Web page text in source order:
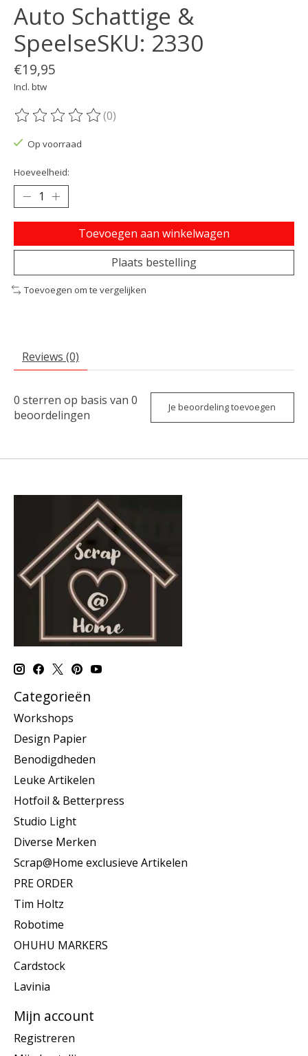
Auto Schattige &
SpeelseSKU: 2330
€19,95
Incl. btw
De beoordeling van dit product is
(0)
Op voorraad
Hoeveelheid:
Toevoegen aan winkelwagen
Plaats bestelling
Toevoegen om te vergelijken
Reviews (0)
0 sterren op basis van 0
beoordelingen
Je beoordeling toevoegen
Categorieën
Workshops
Design Papier
Benodigdheden
Leuke Artikelen
Hotfoil & Betterpress
Studio Light
Diverse Merken
Scrap@Home exclusieve Artikelen
PRE ORDER
Tim Holtz
Robotime
OHUHU MARKERS
Cardstock
Lavinia
Mijn account
Registreren